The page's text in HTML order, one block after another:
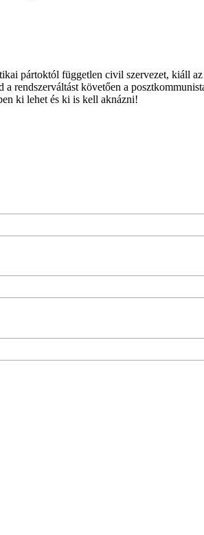
pártoktól független civil szervezet, kiáll
rendszerváltást követően a
ki lehet és ki is kell aknázni!